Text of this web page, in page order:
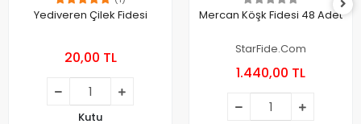
Yediveren Çilek Fidesi
20,00 TL
Kutu
Mercan Köşk Fidesi 48 Adet
StarFide.Com
1.440,00 TL